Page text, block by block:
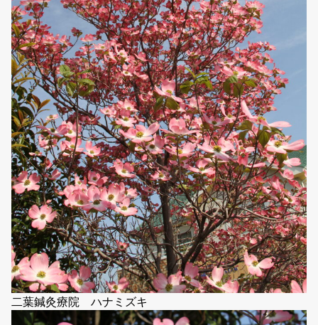
二葉鍼灸療院 ハナミズキ